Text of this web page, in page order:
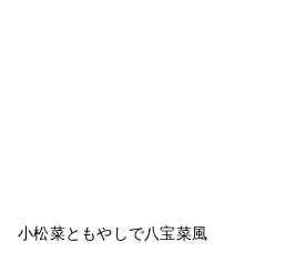
小松菜ともやしで八宝菜風